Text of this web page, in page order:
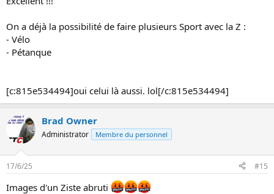
On a déjà la possibilité de faire plusieurs Sport avec la Z :
- Vélo
- Pétanque
[c:815e534494]oui celui là aussi. lol[/c:815e534494]
Brad Owner
Administrator Membre du personnel
17/6/25 #15
Images d'un Ziste abruti